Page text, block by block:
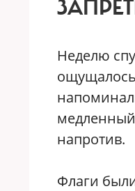
Неделю
медленный
напротив.
Флаги